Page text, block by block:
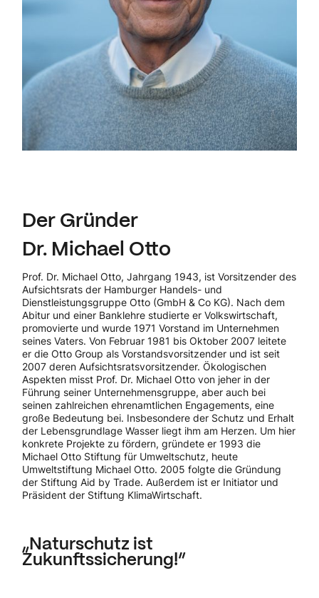
Der Gründer
Dr. Michael Otto
Prof. Dr. Michael Otto, Jahrgang 1943, ist Vorsitzender des
Aufsichtsrats der Hamburger Handels- und
Dienstleistungsgruppe Otto (GmbH & Co KG). Nach dem
Abitur und einer Banklehre studierte er Volkswirtschaft,
promovierte und wurde 1971 Vorstand im Unternehmen
seines Vaters. Von Februar 1981 bis Oktober 2007 leitete
er die Otto Group als Vorstandsvorsitzender und ist seit
2007 deren Aufsichtsratsvorsitzender. Ökologischen
Aspekten misst Prof. Dr. Michael Otto von jeher in der
Führung seiner Unternehmensgruppe, aber auch bei
seinen zahlreichen ehrenamtlichen Engagements, eine
große Bedeutung bei. Insbesondere der Schutz und Erhalt
der Lebensgrundlage Wasser liegt ihm am Herzen. Um hier
konkrete Projekte zu fördern, gründete er 1993 die
Michael Otto Stiftung für Umweltschutz, heute
Umweltstiftung Michael Otto. 2005 folgte die Gründung
der Stiftung Aid by Trade. Außerdem ist er Initiator und
Präsident der Stiftung KlimaWirtschaft.
„Naturschutz ist
Zukunftssicherung!”